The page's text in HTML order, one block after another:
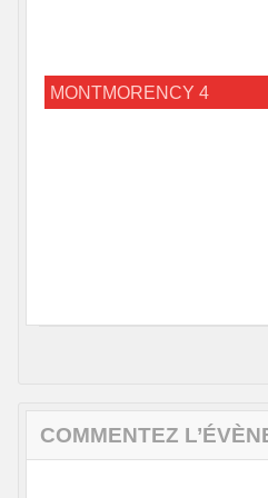
MONTMORENCY 4
COMMENTEZ